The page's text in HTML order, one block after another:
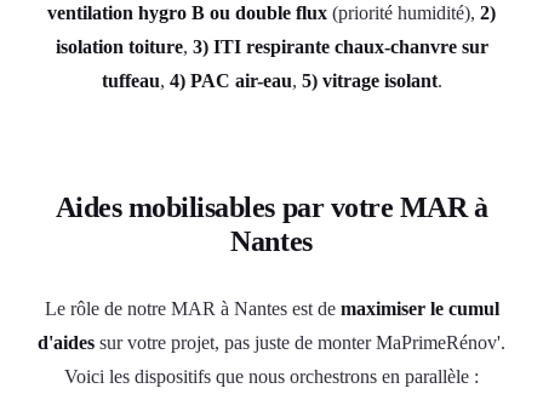
ventilation hygro B ou double flux (priorité humidité), 2)
isolation toiture, 3) ITI respirante chaux-chanvre sur
tuffeau, 4) PAC air-eau, 5) vitrage isolant.
Aides mobilisables par votre MAR à
Nantes
Le rôle de notre MAR à Nantes est de maximiser le cumul
d'aides sur votre projet, pas juste de monter MaPrimeRénov'.
Voici les dispositifs que nous orchestrons en parallèle :